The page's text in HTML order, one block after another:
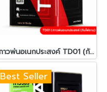
กาวพ่นอเนกประสงค์ TD01 (กันไฟลาม)
Best Seller